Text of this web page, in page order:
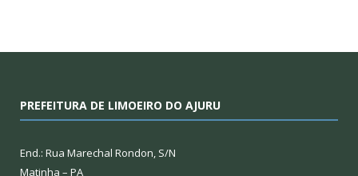
PREFEITURA DE LIMOEIRO DO AJURU
End.: Rua Marechal Rondon, S/N
Matinha – PA